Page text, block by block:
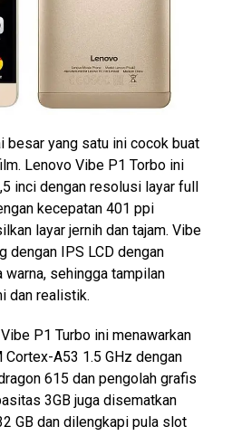
besar yang satu ini cocok buat
Lenovo Vibe P1 Torbo ini
inci dengan resolusi layar full
kecepatan 401 ppi
layar jernih dan tajam. Vibe
dengan IPS LCD dengan
warna, sehingga tampilan
dan realistik.
P1 Turbo ini menawarkan
A53 1.5 GHz dengan
615 dan pengolah grafis
3GB juga disematkan
GB dan dilengkapi pula slot